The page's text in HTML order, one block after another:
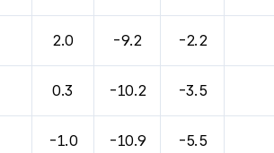
2.0 -9.2 -2.2
0.3 -10.2 -3.5
-1.0 -10.9 -5.5